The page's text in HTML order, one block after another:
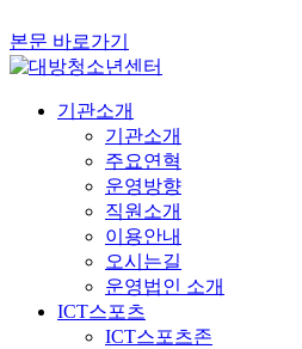
본문 바로가기
기관소개
기관소개
주요연혁
운영방향
직원소개
이용안내
오시는길
운영법인 소개
ICT스포츠
ICT스포츠존